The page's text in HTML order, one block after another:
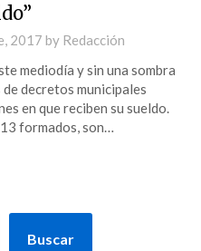
2017 by Redacción
mediodía y sin una sombra
decretos municipales
en que reciben su sueldo.
formados, son…
Buscar